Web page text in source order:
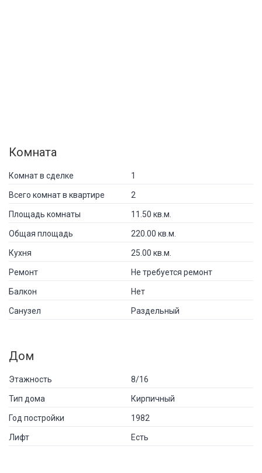
Комната
Комнат в сделке 1
Всего комнат в квартире 2
Площадь комнаты 11.50 кв.м.
Общая площадь 220.00 кв.м.
Кухня 25.00 кв.м.
Ремонт Не требуется ремонт
Балкон Нет
Санузел Раздельный
Дом
Этажность 8/16
Тип дома Кирпичный
Год постройки 1982
Лифт Есть